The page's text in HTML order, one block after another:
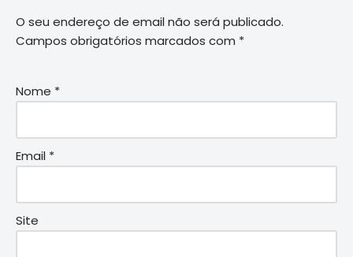
O seu endereço de email não será publicado.
Campos obrigatórios marcados com *
Nome *
Email *
Site